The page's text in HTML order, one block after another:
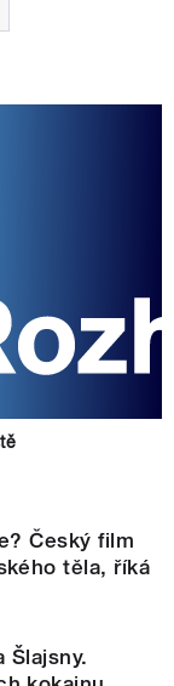
Český film
těla, říká
Šlajsny.